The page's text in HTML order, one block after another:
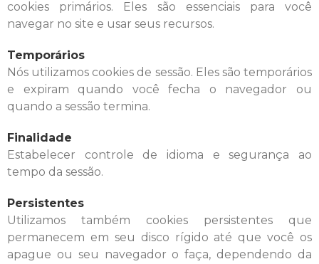
cookies primários. Eles são essenciais para você
navegar no site e usar seus recursos.
Temporários
Nós utilizamos cookies de sessão. Eles são temporários
e expiram quando você fecha o navegador ou
quando a sessão termina.
Finalidade
Estabelecer controle de idioma e segurança ao
tempo da sessão.
Persistentes
Utilizamos também cookies persistentes que
permanecem em seu disco rígido até que você os
apague ou seu navegador o faça, dependendo da